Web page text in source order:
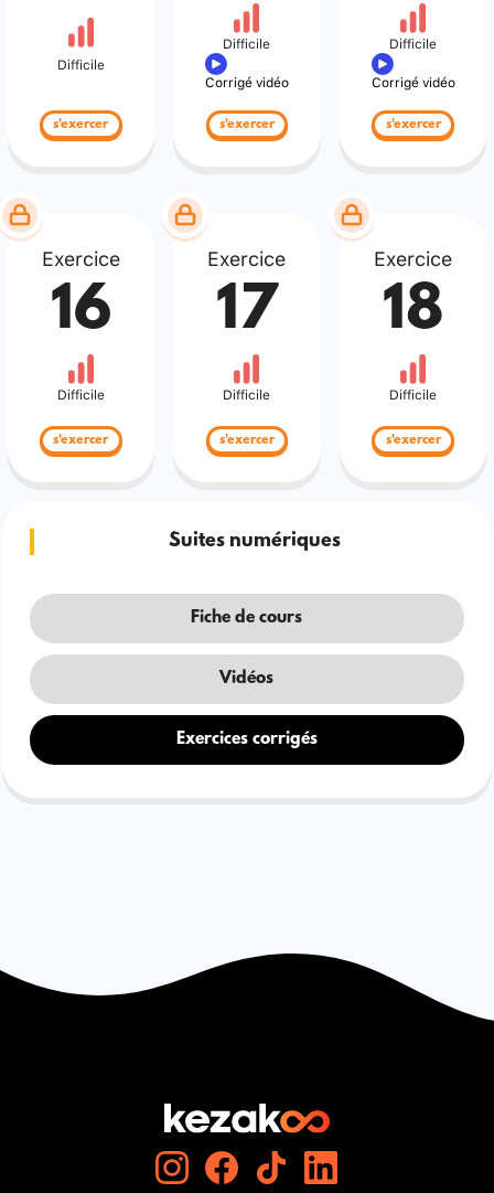
Difficile
s'exercer
Difficile
Corrigé vidéo
s'exercer
Difficile
Corrigé vidéo
s'exercer
Exercice
16
Difficile
s'exercer
Exercice
17
Difficile
s'exercer
Exercice
18
Difficile
s'exercer
Suites numériques
Fiche de cours
Vidéos
Exercices corrigés